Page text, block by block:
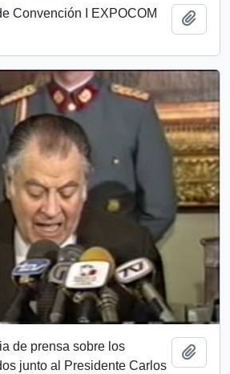
Convención I EXPOCOM
de prensa sobre los
junto al Presidente Carlos